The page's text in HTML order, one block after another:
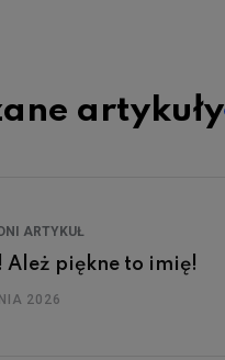
artykuły
ARTYKUŁ
Ależ piękne to imię!
2026